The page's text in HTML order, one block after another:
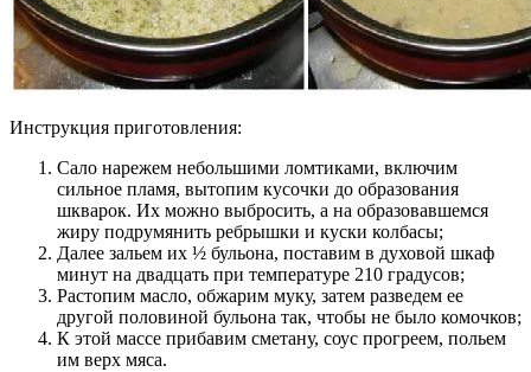
Инструкция приготовления:
Сало нарежем небольшими ломтиками, включим
сильное пламя, вытопим кусочки до образования
шкварок. Их можно выбросить, а на образовавшемся
жиру подрумянить ребрышки и куски колбасы;
Далее зальем их ½ бульона, поставим в духовой шкаф
минут на двадцать при температуре 210 градусов;
Растопим масло, обжарим муку, затем разведем ее
другой половиной бульона так, чтобы не было комочков;
К этой массе прибавим сметану, соус прогреем, польем
им верх мяса.